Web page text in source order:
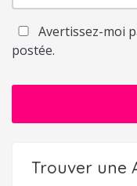
Avertissez-moi
postée.
Trouver une